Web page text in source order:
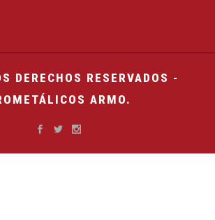
DERECHOS RESERVADOS -
ARMO.